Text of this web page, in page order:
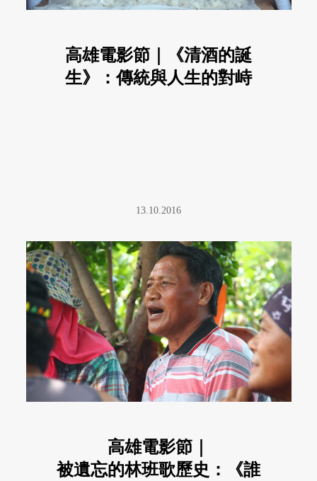
高雄電影節｜《清酒的誕
生》：傳統與人生的對峙
13.10.2016
高雄電影節｜
被遺忘的林班歌歷史：《誰